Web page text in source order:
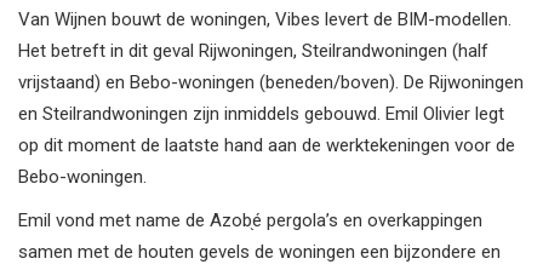
Van Wijnen bouwt de woningen, Vibes levert de BIM-modellen.
Het betreft in dit geval Rijwoningen, Steilrandwoningen (half
vrijstaand) en Bebo-woningen (beneden/boven). De Rijwoningen
en Steilrandwoningen zijn inmiddels gebouwd. Emil Olivier legt
op dit moment de laatste hand aan de werktekeningen voor de
Bebo-woningen.
Emil vond met name de Azob֖é pergola’s en overkappingen
samen met de houten gevels de woningen een bijzondere en